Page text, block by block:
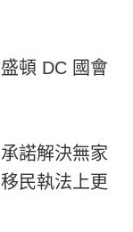
頓 DC 國會
諾解決無家
民執法上更